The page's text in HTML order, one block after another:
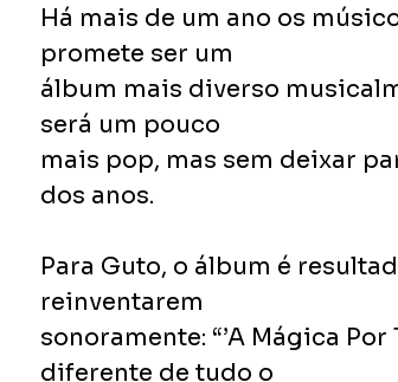
Há mais de um ano os
promete ser um
álbum mais diverso
será um pouco
mais pop, mas sem deixar
dos anos.
Para Guto, o álbum é
reinventarem
sonoramente: “’A Mágica
diferente de tudo o